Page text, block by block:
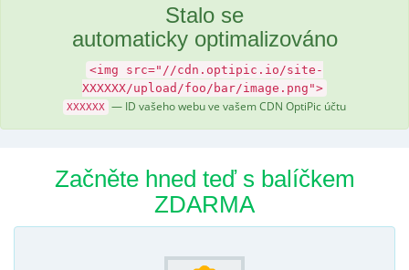
Stalo se
automaticky optimalizováno
<img src="//cdn.optipic.io/site-
XXXXXX/upload/foo/bar/image.png">
XXXXXX — ID vašeho webu ve vašem CDN OptiPic účtu
Začněte hned teď s balíčkem
ZDARMA